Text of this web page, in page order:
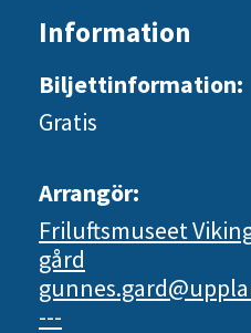
Information
Biljettinformation:
Gratis
Arrangör:
Friluftsmuseet
gård
---